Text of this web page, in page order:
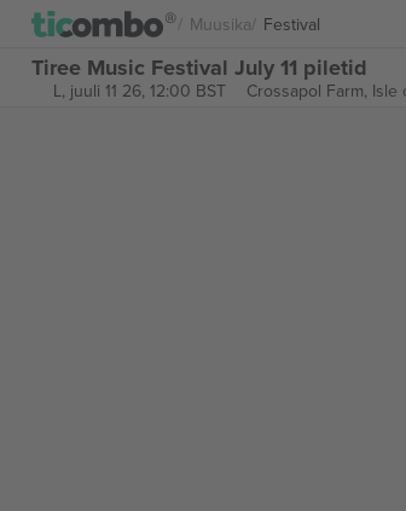
Muusika Festival
Tiree Music Festival July 11 piletid
L, juuli 11 26, 12:00 BST Crossapol Farm, Isle